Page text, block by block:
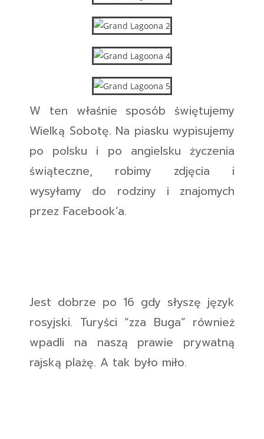
W ten właśnie sposób świętujemy
Wielką Sobotę. Na piasku wypisujemy
po polsku i po angielsku życzenia
świąteczne, robimy zdjęcia i
wysyłamy do rodziny i znajomych
przez Facebook’a.
Jest dobrze po 16 gdy słyszę język
rosyjski. Turyści “zza Buga” również
wpadli na naszą prawie prywatną
rajską plażę. A tak było miło.